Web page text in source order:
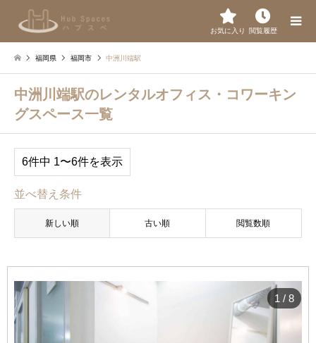
お気に入り 閲覧履歴
福岡県 福岡市 中洲川端駅
中洲川端駅のレンタルオフィス・コワーキン
グスペース一覧
6件中 1〜6件を表示
並べ替え条件
新しい順 古い順 閲覧数順
1 / 8